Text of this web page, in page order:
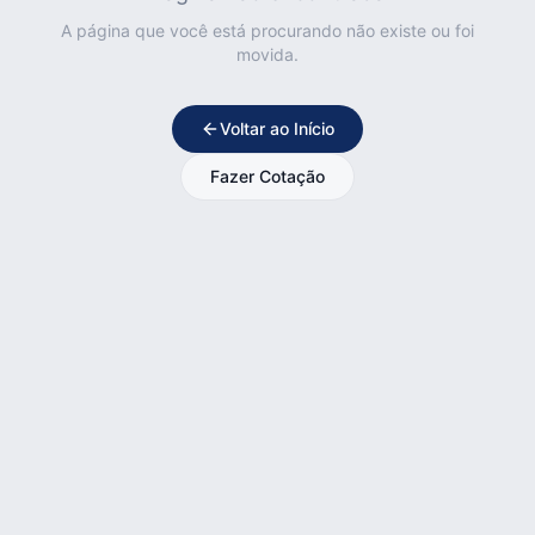
A página que você está procurando não existe ou foi
movida.
Voltar ao Início
Fazer Cotação